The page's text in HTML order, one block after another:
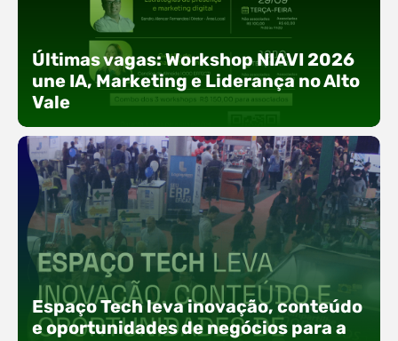
Últimas vagas: Workshop NIAVI 2026
une IA, Marketing e Liderança no Alto
Vale
Com o objetivo de impulsionar a produtividade, a
presença digital e a gestão nas empresas do
Alto Vale, o Núcleo de Tecnologia da Informação
(NIAVI), Polo ACATE-ACIRS, realiza a edição
Espaço Tech leva inovação, conteúdo
e oportunidades de negócios para a